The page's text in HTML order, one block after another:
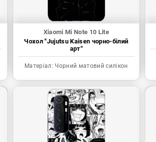
Xiaomi Mi Note 10 Lite
Чохол "Jujutsu Kaisen чорно-білий
арт"
Матеріал: Чорний матовий силікон